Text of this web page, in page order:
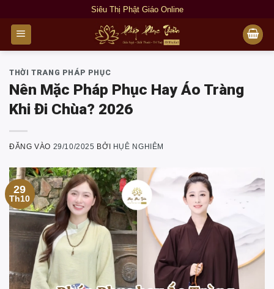
qua
nội
Siêu Thị Phật Giáo Online
THỜI TRANG PHÁP PHỤC
Nên Mặc Pháp Phục Hay Áo Tràng
Khi Đi Chùa? 2026
ĐĂNG VÀO 29/10/2025 BỞI HỤÊ NGHIÊM
29
Th10